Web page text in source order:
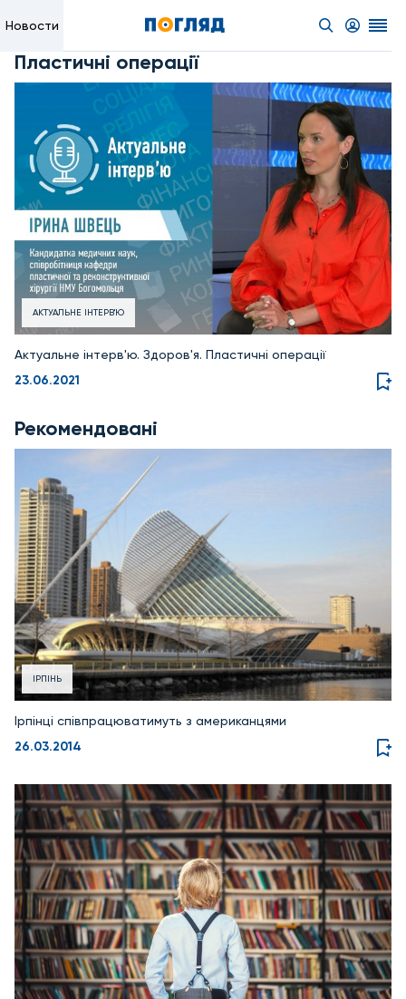
Новости
Пластичні операції
АКТУАЛЬНЕ ІНТЕРВ'Ю
Актуальне інтерв'ю. Здоров'я. Пластичні операції
23.06.2021
Рекомендовані
ІРПІНЬ
Ірпінці співпрацюватимуть з американцями
26.03.2014